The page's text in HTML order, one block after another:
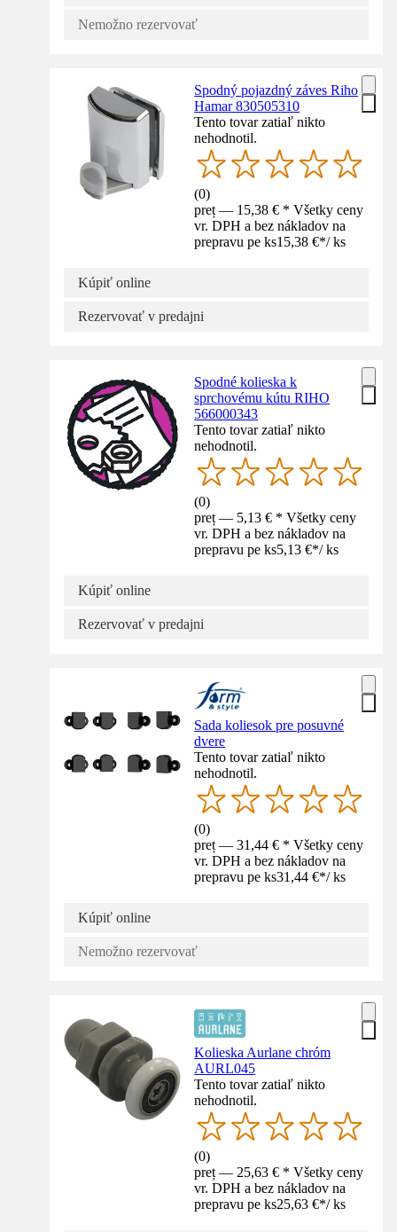
Nemožno rezervovať
Spodný pojazdný záves Riho
Hamar 830505310
Tento tovar zatiaľ nikto
nehodnotil.
(0)
preț — 15,38 € * Všetky ceny
vr. DPH a bez nákladov na
prepravu pe ks15,38 €*/ ks
Kúpiť online
Rezervovať v predajni
Spodné kolieska k
sprchovému kútu RIHO
566000343
Tento tovar zatiaľ nikto
nehodnotil.
(0)
preț — 5,13 € * Všetky ceny
vr. DPH a bez nákladov na
prepravu pe ks5,13 €*/ ks
Kúpiť online
Rezervovať v predajni
Sada koliesok pre posuvné
dvere
Tento tovar zatiaľ nikto
nehodnotil.
(0)
preț — 31,44 € * Všetky ceny
vr. DPH a bez nákladov na
prepravu pe ks31,44 €*/ ks
Kúpiť online
Nemožno rezervovať
Kolieska Aurlane chróm
AURL045
Tento tovar zatiaľ nikto
nehodnotil.
(0)
preț — 25,63 € * Všetky ceny
vr. DPH a bez nákladov na
prepravu pe ks25,63 €*/ ks